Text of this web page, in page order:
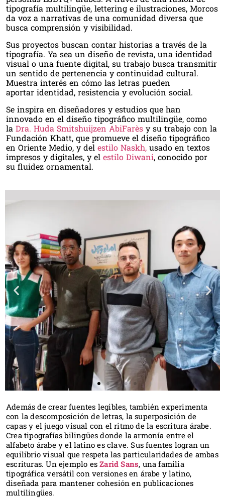
tipografía multilingüe, lettering e ilustraciones, Morcos
da voz a narrativas de una comunidad diversa que
busca comprensión y visibilidad.
Sus proyectos buscan contar historias a través de la
tipografía. Ya sea un diseño de revista, una identidad
visual o una fuente digital, su trabajo busca transmitir
un sentido de pertenencia y continuidad cultural.
Muestra interés en cómo las letras pueden
aportar identidad, resistencia y evolución social.
Se inspira en diseñadores y estudios que han
innovado en el diseño tipográfico multilingüe, como
la Dra. Huda Smitshuijzen AbiFarès y su trabajo con la
Fundación Khatt, que promueve el diseño tipográfico
en Oriente Medio, y del estilo Naskh, usado en textos
impresos y digitales, y el estilo Diwani, conocido por
su fluidez ornamental.
Además de crear fuentes legibles, también experimenta
con la descomposición de letras, la superposición de
capas y el juego visual con el ritmo de la escritura árabe.
Crea tipografías bilingües donde la armonía entre el
alfabeto árabe y el latino es clave. Sus fuentes logran un
equilibrio visual que respeta las particularidades de ambas
escrituras. Un ejemplo esZarid Sans, una familia
tipográfica versátil con versiones en árabe y latino,
diseñada para mantener cohesión en publicaciones
multilingües.